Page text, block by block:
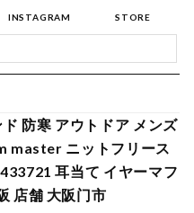
INSTAGRAM STORE
防寒 アウトドア メンズ
master ニットフリース
耳当て イヤーマフ
店舗 大阪门市